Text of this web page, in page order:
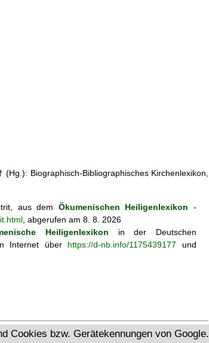
Biographisch-Bibliographisches Kirchenlexikon,
aus dem Ökumenischen Heiligenlexikon -
, abgerufen am 8. 8. 2026
Heiligenlexikon in der Deutschen
Internet über https://d-nb.info/1175439177 und
Cookies bzw. Gerätekennungen von Google.